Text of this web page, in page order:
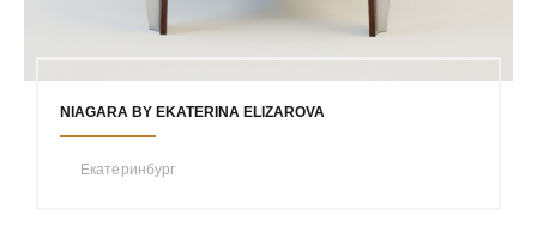
NIAGARA BY EKATERINA ELIZAROVA
Екатеринбург